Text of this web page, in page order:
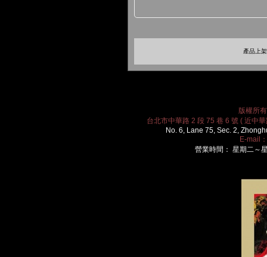
產品上
版權所
台北市中華路 2 段 75 巷 6 號 ( 近中
No. 6, Lane 75, Sec. 2,
E-mail：
營業時間： 星期二～